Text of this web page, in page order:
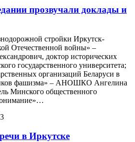
прозвучали доклады и
стройки Иркутск-
Отечественной войны» –
доктор исторических
государственного университета;
организаций Беларуси в
фашизма» – АНОШКО Ангелина
Минского общественного
в Иркутске